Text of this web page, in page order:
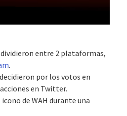
dividieron entre 2 plataformas,
.
por los votos en
en Twitter.
de WAH durante una